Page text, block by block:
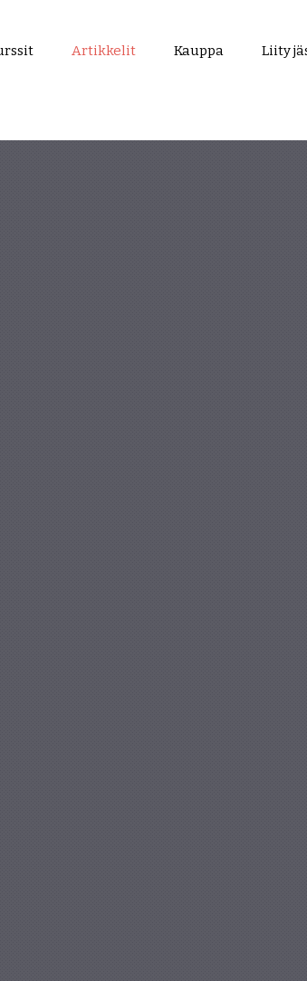
Artikkelit Kauppa Liity